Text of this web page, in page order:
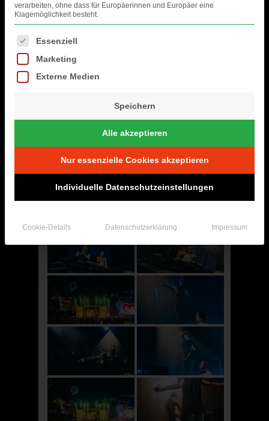
verarbeiten, ohne dass für Europäerinnen und Europäer eine
Klagemöglichkeit besteht.
Es folgt eine Liste der Service-Gruppen, für die eine Einwilligung erteilt
Essenziell
Marketing
Externe Medien
Speichern
Alle akzeptieren
Nur essenzielle Cookies akzeptieren
Individuelle Datenschutzeinstellungen
Cookie-Details Datenschutzerklärung Impressum